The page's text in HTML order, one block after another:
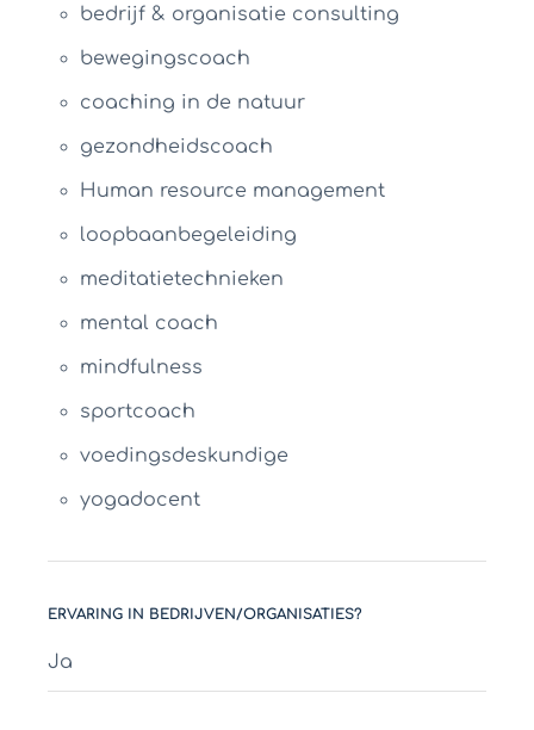
bedrijf & organisatie consulting
bewegingscoach
coaching in de natuur
gezondheidscoach
Human resource management
loopbaanbegeleiding
meditatietechnieken
mental coach
mindfulness
sportcoach
voedingsdeskundige
yogadocent
ERVARING IN BEDRIJVEN/ORGANISATIES?
Ja